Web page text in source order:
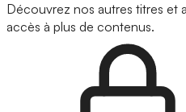
Découvrez nos autres titres et
accès à plus de contenus.